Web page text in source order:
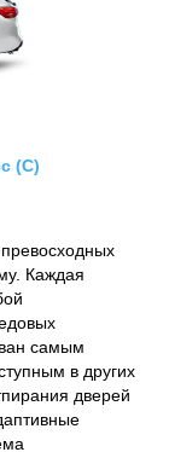
(C)
Каждая
самым